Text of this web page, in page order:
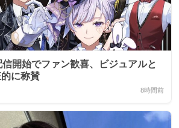
信開始でファン歓喜、ビジュアルと
に称賛
8時間前